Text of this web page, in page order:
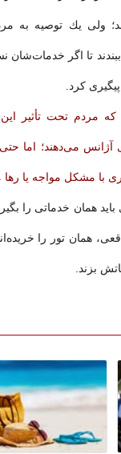
ولی یك توصیه به
ببندند تا اگر
كرد.
مردم تحت تأثیر این
آژانس می‌دهند؛ اما
با مشكل مواجه یا رها
90، مشتری باید همان
همان تور را
بزند.